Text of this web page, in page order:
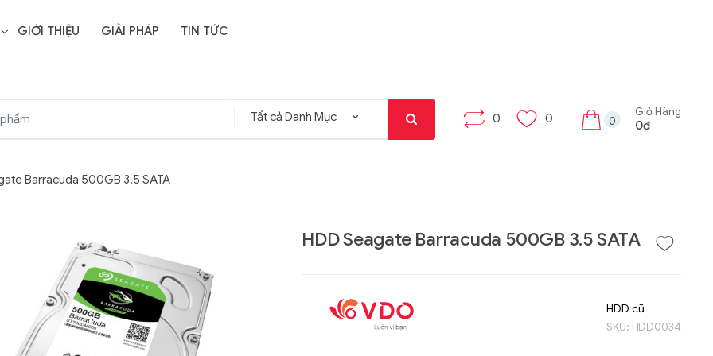
GIỚI THIỆU GIẢI PHÁP
TIN TỨC
0 0 0
Giỏ Hàng
0đ
Barracuda 500GB 3.5 SATA
HDD Seagate Barracuda 500GB 3.5 SATA
HDD cũ
SKU: HDD0034
Storage
64GB -
Liên hệ
GIGABYTE G593-ZD1
(rev. AAX1)
Máy tính bảng Gama
Tab X8
Bộ khung máy trạm
W332-Z00